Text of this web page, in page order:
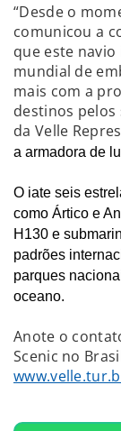
“Desde o
comunicou a
que este
mundial de
mais com a
destinos pelos
da Velle
a armadora de
O iate seis
como Ártico e
H130 e
padrões
parques
oceano.
Anote o
Scenic no